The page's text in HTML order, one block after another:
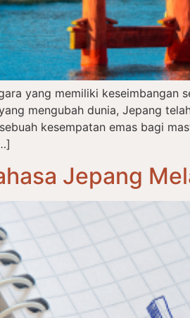
yang memiliki keseimbangan
mengubah dunia, Jepang
kesempatan emas bagi
Jepang